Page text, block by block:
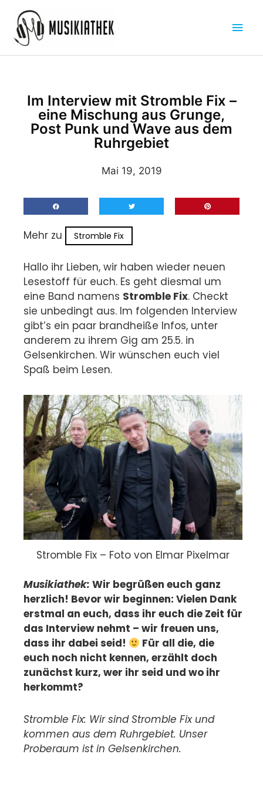
Inhalt
springen
Im Interview mit Stromble Fix –
eine Mischung aus Grunge,
Post Punk und Wave aus dem
Ruhrgebiet
Mai 19, 2019
Mehr zu Stromble Fix
Hallo ihr Lieben, wir haben wieder neuen
Lesestoff für euch. Es geht diesmal um
eine Band namens Stromble Fix. Checkt
sie unbedingt aus. Im folgenden Interview
gibt’s ein paar brandheiße Infos, unter
anderem zu ihrem Gig am 25.5. in
Gelsenkirchen. Wir wünschen euch viel
Spaß beim Lesen.
Stromble Fix – Foto von Elmar Pixelmar
Musikiathek: Wir begrüßen euch ganz
herzlich! Bevor wir beginnen: Vielen Dank
erstmal an euch, dass ihr euch die Zeit für
das Interview nehmt – wir freuen uns,
dass ihr dabei seid!
Für all die, die
euch noch nicht kennen, erzählt doch
zunächst kurz, wer ihr seid und wo ihr
herkommt?
Stromble Fix: Wir sind Stromble Fix und
kommen aus dem Ruhrgebiet. Unser
Proberaum ist in Gelsenkirchen.